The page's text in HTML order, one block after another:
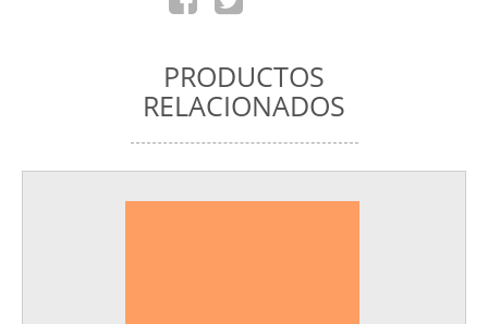
PRODUCTOS
RELACIONADOS